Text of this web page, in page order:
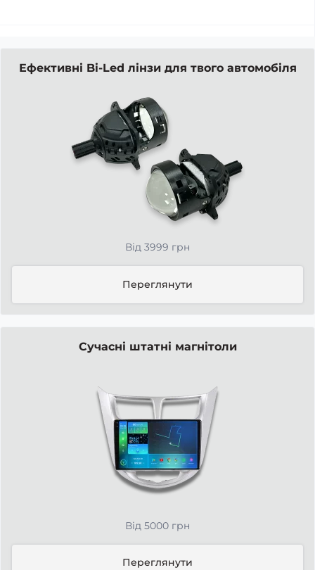
Ефективні Bi-Led лінзи для твого автомобіля
Від 3999 грн
Переглянути
Сучасні штатні магнітоли
Від 5000 грн
Переглянути